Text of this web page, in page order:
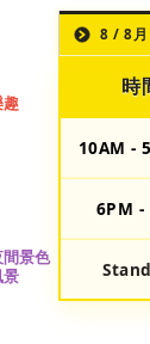
8 / 8月
時
10AM -
6PM -